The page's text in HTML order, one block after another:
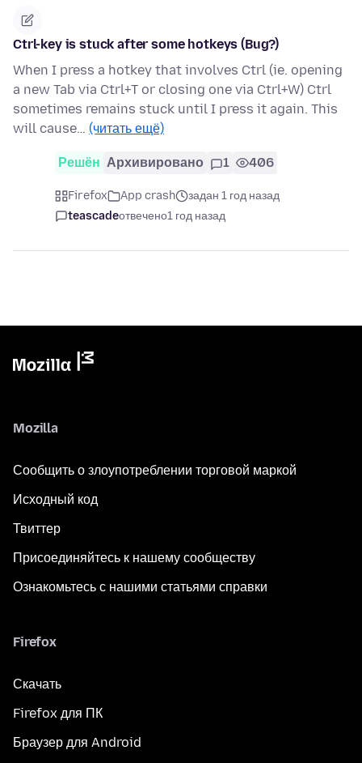
Ctrl-key is stuck after some hotkeys (Bug?)
When I press a hotkey that involves Ctrl (ie. opening
a new Tab via Ctrl+T or closing one via Ctrl+W) Ctrl
sometimes remains stuck until I press it again. This
will cause… (читать ещё)
Решён Архивировано 1 406
Firefox App crash
задан 1 год назад
teascadeотвечено1 год назад
Mozilla
Сообщить о злоупотреблении торговой маркой
Исходный код
Твиттер
Присоединяйтесь к нашему сообществу
Ознакомьтесь с нашими статьями справки
Firefox
Скачать
Firefox для ПК
Браузер для Android